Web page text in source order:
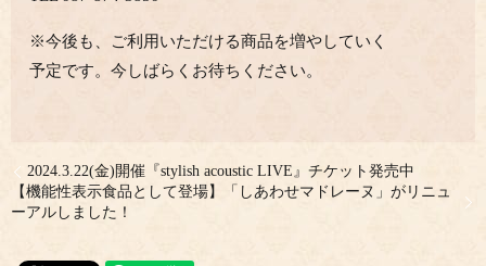
※今後も、ご利用いただける商品を増やしていく
予定です。今しばらくお待ちください。
2024.3.22(金)開催『stylish acoustic LIVE』チケット発売中
【機能性表示食品として登場】「しあわせマドレーヌ」がリニュ
ーアルしました！